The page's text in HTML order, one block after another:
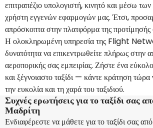
επιτραπέζιο υπολογιστή, κινητό και μέσω
χρήστη εγγενών εφαρμογών μας. Έτσι,
απρόσκοπτα στην πλατφόρμα της προτίμησής
Η ολοκληρωμένη υπηρεσία της Flight
δυνατότητα να επικεντρωθείτε πλήρως στην
αεροπορικής σας εμπειρίας. Ζήστε ένα
και ξέγνοιαστο ταξίδι — κάντε κράτηση
την ευκολία και τη χαρά του ταξιδιού.
Συχνές ερωτήσεις για το ταξίδι σας
Μαδρίτη
Ενδιαφέρεστε να μάθετε για το ταξίδι σας